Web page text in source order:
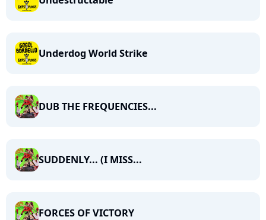
Underdog World Strike
DUB THE FREQUENCIES...
SUDDENLY... (I MISS...
FORCES OF VICTORY